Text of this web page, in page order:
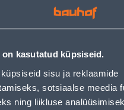
on kasutatud küpsiseid.
sisu ja reklaamide
sotsiaalse meedia
ning liikluse
currently temporarily out of
However, we offer
product category,
pleasure doesn't
or use our powerful search
more great options.